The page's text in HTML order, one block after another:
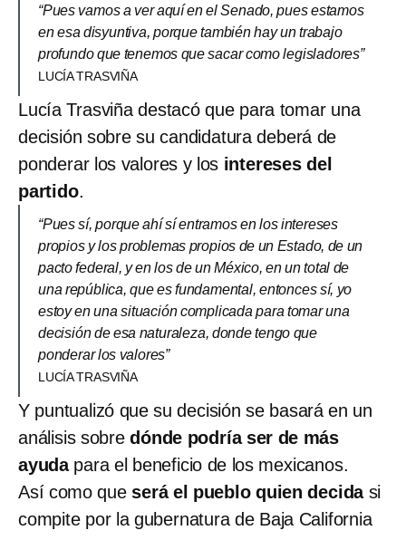
“Pues vamos a ver aquí en el Senado, pues estamos
en esa disyuntiva, porque también hay un trabajo
profundo que tenemos que sacar como legisladores”
LUCÍA TRASVIÑA
Lucía Trasviña destacó que para tomar una
decisión sobre su candidatura deberá de
ponderar los valores y los intereses del
partido.
“Pues sí, porque ahí sí entramos en los intereses
propios y los problemas propios de un Estado, de un
pacto federal, y en los de un México, en un total de
una república, que es fundamental, entonces sí, yo
estoy en una situación complicada para tomar una
decisión de esa naturaleza, donde tengo que
ponderar los valores”
LUCÍA TRASVIÑA
Y puntualizó que su decisión se basará en un
análisis sobredónde podría ser de más
ayudapara el beneficio de los mexicanos.
Así como que será el pueblo quien decidasi
compite por la gubernatura de Baja California